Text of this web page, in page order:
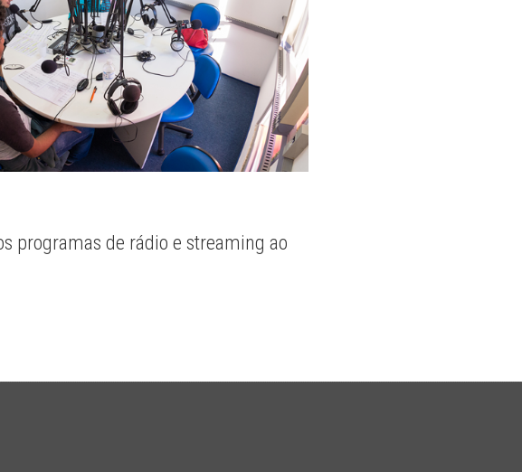
programas de rádio e streaming ao